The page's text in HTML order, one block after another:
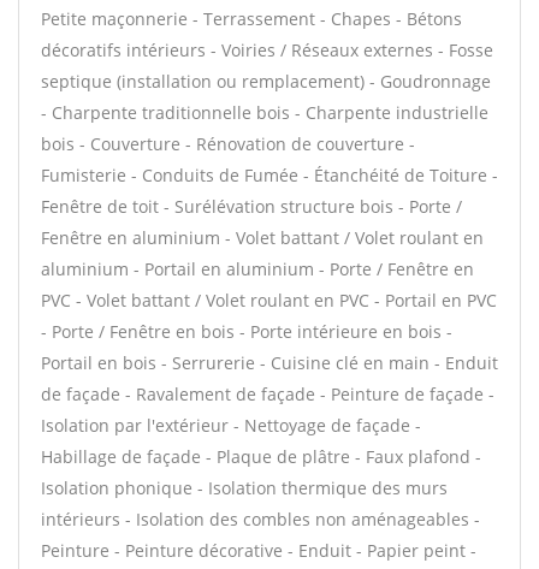
Petite maçonnerie - Terrassement - Chapes - Bétons
décoratifs intérieurs - Voiries / Réseaux externes - Fosse
septique (installation ou remplacement) - Goudronnage
- Charpente traditionnelle bois - Charpente industrielle
bois - Couverture - Rénovation de couverture -
Fumisterie - Conduits de Fumée - Étanchéité de Toiture -
Fenêtre de toit - Surélévation structure bois - Porte /
Fenêtre en aluminium - Volet battant / Volet roulant en
aluminium - Portail en aluminium - Porte / Fenêtre en
PVC - Volet battant / Volet roulant en PVC - Portail en PVC
- Porte / Fenêtre en bois - Porte intérieure en bois -
Portail en bois - Serrurerie - Cuisine clé en main - Enduit
de façade - Ravalement de façade - Peinture de façade -
Isolation par l'extérieur - Nettoyage de façade -
Habillage de façade - Plaque de plâtre - Faux plafond -
Isolation phonique - Isolation thermique des murs
intérieurs - Isolation des combles non aménageables -
Peinture - Peinture décorative - Enduit - Papier peint -